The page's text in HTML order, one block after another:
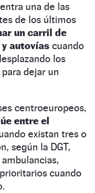
una de las
de los últimos
un carril de
autovías cuando
los
dejar un
centroeuropeos,
entre el
existan tres o
según la DGT,
cuando